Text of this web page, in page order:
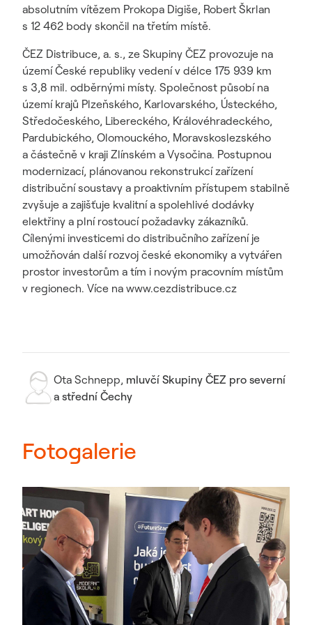
absolutním vítězem Prokopa Digiše, Robert Škrlan
s 12 462 body skončil na třetím místě.
ČEZ Distribuce, a. s., ze Skupiny ČEZ provozuje na
území České republiky vedení v délce 175 939 km
s 3,8 mil. odběrnými místy. Společnost působí na
území krajů Plzeňského, Karlovarského, Ústeckého,
Středočeského, Libereckého, Královéhradeckého,
Pardubického, Olomouckého, Moravskoslezského
a částečně v kraji Zlínském a Vysočina. Postupnou
modernizací, plánovanou rekonstrukcí zařízení
distribuční soustavy a proaktivním přístupem stabilně
zvyšuje a zajišťuje kvalitní a spolehlivé dodávky
elektřiny a plní rostoucí požadavky zákazníků.
Cílenými investicemi do distribučního zařízení je
umožňován další rozvoj české ekonomiky a vytvářen
prostor investorům a tím i novým pracovním místům
v regionech. Více na www.cezdistribuce.cz
Ota Schnepp, mluvčí Skupiny ČEZ pro severní
a střední Čechy
Fotogalerie